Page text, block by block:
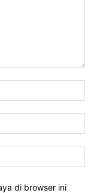
di browser ini